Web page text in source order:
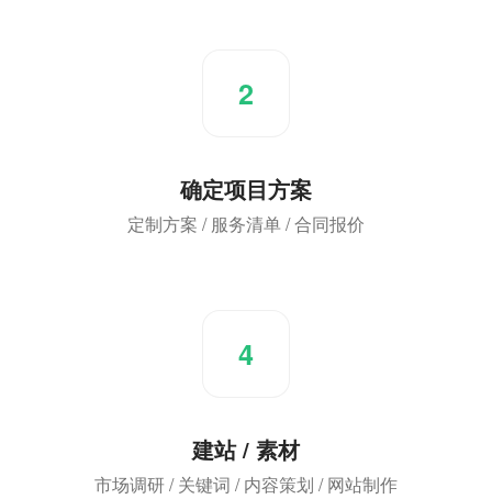
2
确定项目方案
定制方案 / 服务清单 / 合同报价
4
建站 / 素材
市场调研 / 关键词 / 内容策划 / 网站制作